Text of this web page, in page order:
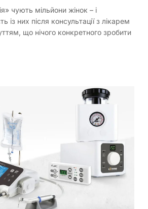
чують мільйони жінок – і
із них після консультації з лікарем
що нічого конкретного зробити